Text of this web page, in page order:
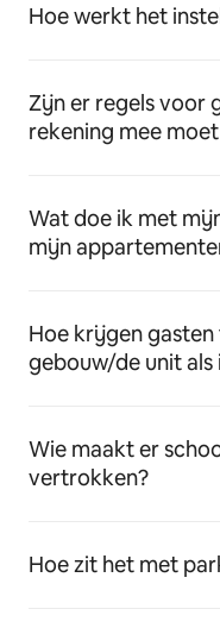
Hoe werkt het
Zijn er regels voor
rekening mee
Wat doe ik met
mijn
Hoe krijgen
gebouw/de unit als
Wie maakt er
vertrokken?
Hoe zit het met